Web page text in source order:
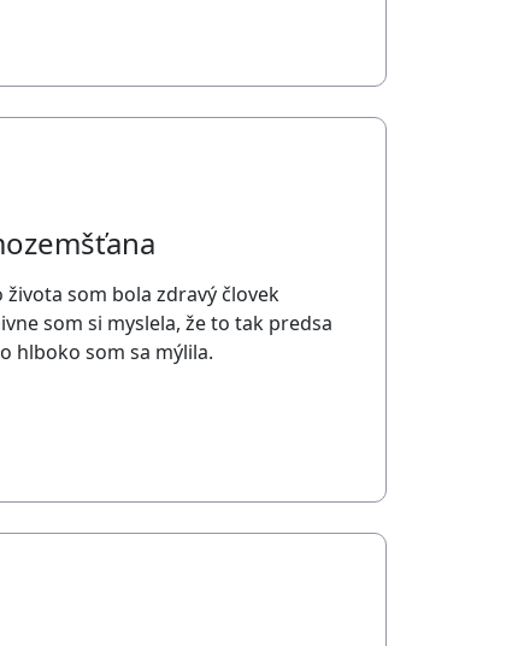
života som bola zdravý človek
som si myslela, že to tak predsa
hlboko som sa mýlila.